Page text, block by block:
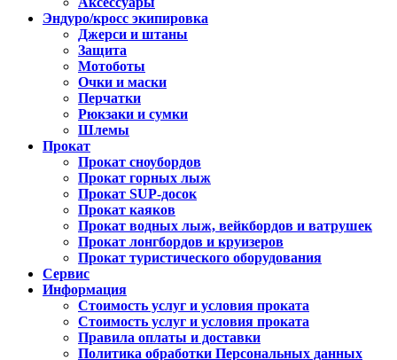
Эндуро/кросс экипировка
Джерси и штаны
Защита
Мотоботы
Очки и маски
Перчатки
Рюкзаки и сумки
Шлемы
Прокат
Прокат сноубордов
Прокат горных лыж
Прокат SUP-досок
Прокат каяков
Прокат водных лыж, вейкбордов и ватрушек
Прокат лонгбордов и круизеров
Прокат туристического оборудования
Сервис
Информация
Стоимость услуг и условия проката
Стоимость услуг и условия проката
Правила оплаты и доставки
Политика обработки Персональных данных